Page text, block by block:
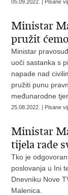
05.09.2022. | Pisane
Ministar
pružit
Ministar
uoči sastanka s
napade nad
pružiti punu
međunarodne
25.08.2022. | Pisane
Ministar
tijela rade
Tko je
poslovanja u Ini
Dnevniku Nove
Malenica.